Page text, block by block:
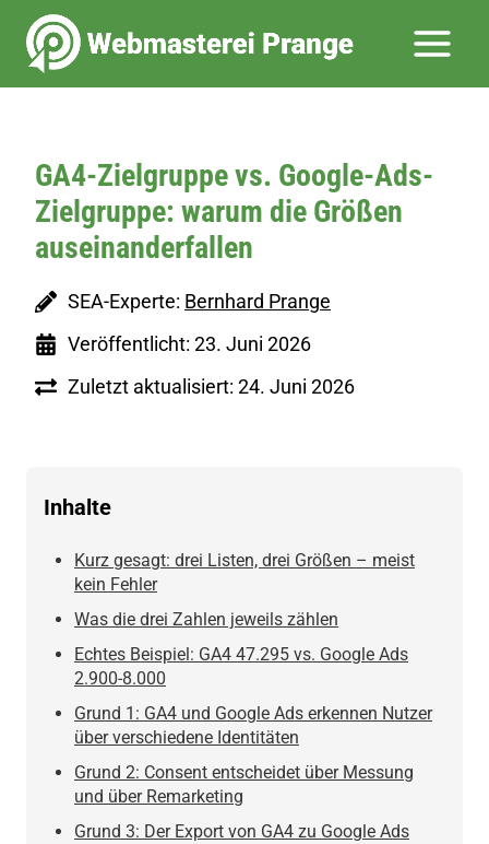
Inhalt
springen
GA4-Zielgruppe vs. Google-Ads-
Zielgruppe: warum die Größen
auseinanderfallen
SEA-Experte: Bernhard Prange
Veröffentlicht: 23. Juni 2026
Zuletzt aktualisiert: 24. Juni 2026
Inhalte
Kurz gesagt: drei Listen, drei Größen – meist
kein Fehler
Was die drei Zahlen jeweils zählen
Echtes Beispiel: GA4 47.295 vs. Google Ads
2.900-8.000
Grund 1: GA4 und Google Ads erkennen Nutzer
über verschiedene Identitäten
Grund 2: Consent entscheidet über Messung
und über Remarketing
Grund 3: Der Export von GA4 zu Google Ads